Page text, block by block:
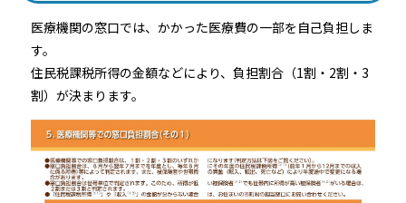
医療機関の窓口では、かかった医療費の一部を自己負担しま
す。
住民税課税所得の金額などにより、負担割合（1割・2割・3
割）が決まります。